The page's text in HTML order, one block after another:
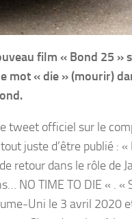
film « Bond 25 »
mot « die » (mourir)
tweet officiel sur le
juste d’être publié :
de retour dans le rôle de
NO TIME TO DIE « . «
Uni le 3 avril 2020